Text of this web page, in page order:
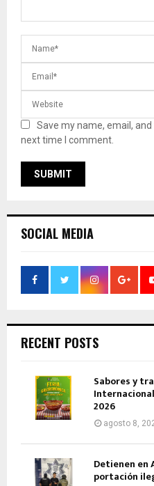
Save my name, email,
next time I comment.
SOCIAL MEDIA
RECENT POSTS
Sabores y
2026
agosto 8,
Detienen en
portación